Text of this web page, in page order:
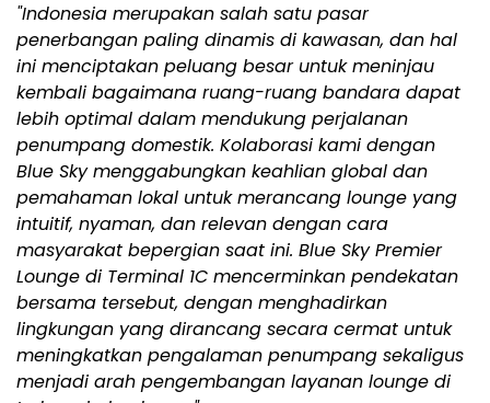
"Indonesia merupakan salah satu pasar
penerbangan paling dinamis di kawasan, dan hal
ini menciptakan peluang besar untuk meninjau
kembali bagaimana ruang-ruang bandara dapat
lebih optimal dalam mendukung perjalanan
penumpang domestik. Kolaborasi kami dengan
Blue Sky menggabungkan keahlian global dan
pemahaman lokal untuk merancang lounge yang
intuitif, nyaman, dan relevan dengan cara
masyarakat bepergian saat ini. Blue Sky Premier
Lounge di Terminal 1C mencerminkan pendekatan
bersama tersebut, dengan menghadirkan
lingkungan yang dirancang secara cermat untuk
meningkatkan pengalaman penumpang sekaligus
menjadi arah pengembangan layanan lounge di